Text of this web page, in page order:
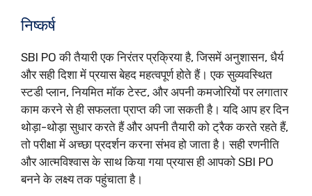
निष्कर्ष
SBI PO की तैयारी एक निरंतर प्रक्रिया है, जिसमें अनुशासन, धैर्य
और सही दिशा में प्रयास बेहद महत्वपूर्ण होते हैं। एक सुव्यवस्थित
स्टडी प्लान, नियमित मॉक टेस्ट, और अपनी कमजोरियों पर लगातार
काम करने से ही सफलता प्राप्त की जा सकती है। यदि आप हर दिन
थोड़ा-थोड़ा सुधार करते हैं और अपनी तैयारी को ट्रैक करते रहते हैं,
तो परीक्षा में अच्छा प्रदर्शन करना संभव हो जाता है। सही रणनीति
और आत्मविश्वास के साथ किया गया प्रयास ही आपको SBI PO
बनने के लक्ष्य तक पहुंचाता है।